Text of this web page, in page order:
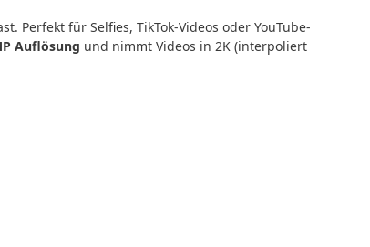
Perfekt für Selfies, TikTok-Videos oder YouTube-
Auflösung und nimmt Videos in 2K (interpoliert